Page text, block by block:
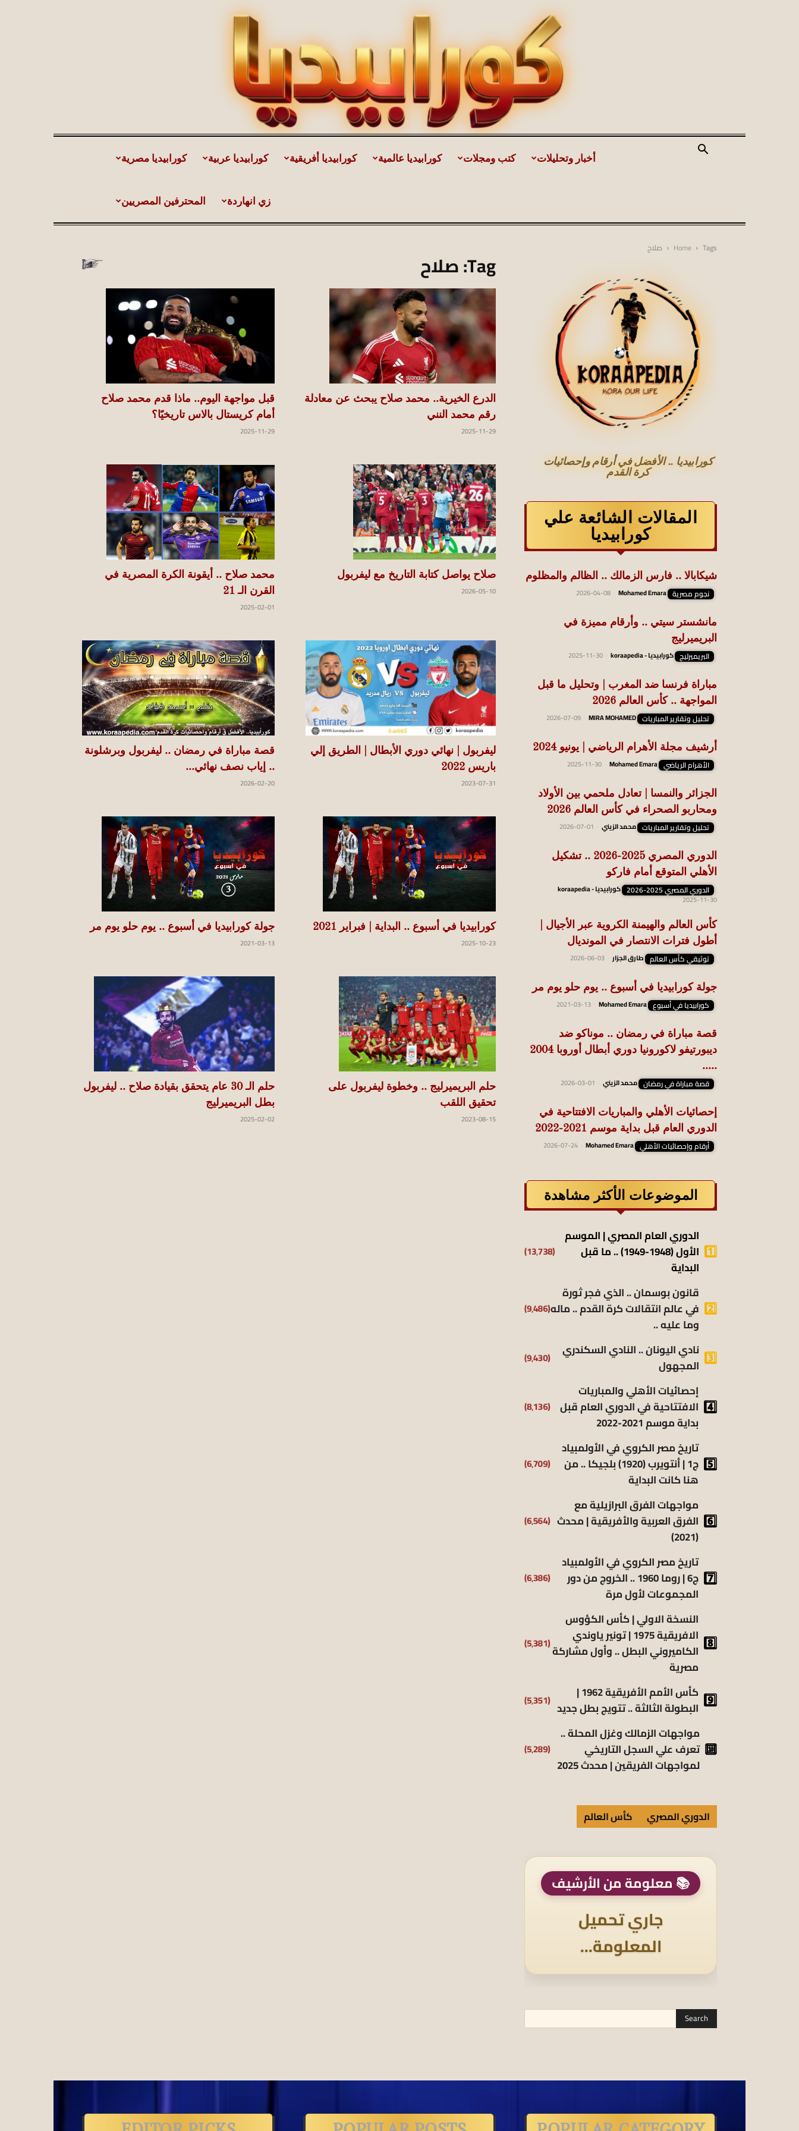
koraapedia
كورابيديا مصرية كورابيديا عربية كورابيديا أفريقية كورابيديا عالمية كتب ومجلات أخبار وتحليلات
المحترفين المصريين زي انهاردة
Home Tags صلاح
Tag: صلاح
قبل مواجهة اليوم.. ماذا قدم محمد صلاح
أمام كريستال بالاس تاريخيًا؟
2025-11-29
الدرع الخيرية.. محمد صلاح يبحث عن معادلة
رقم محمد النني
2025-11-29
محمد صلاح .. أيقونة الكرة المصرية في
القرن الـ 21
2025-02-01
صلاح يواصل كتابة التاريخ مع ليفربول
2026-05-10
قصة مباراة في رمضان .. ليفربول وبرشلونة
.. إياب نصف نهائي...
2026-02-20
ليفربول | نهائي دوري الأبطال | الطريق إلي
باريس 2022
2023-07-31
جولة كورابيديا في أسبوع .. يوم حلو يوم مر
2021-03-13
كورابيديا في أسبوع .. البداية | فبراير 2021
2025-10-23
حلم الـ 30 عام يتحقق بقيادة صلاح .. ليفربول
بطل البريميرليج
2025-02-02
حلم البريميرليج .. وخطوة ليفربول على
تحقيق اللقب
2023-08-15
كورابيديا .. الأفضل في أرقام وإحصائيات
كرة القدم
المقالات الشائعة علي
كورابيديا
شيكابالا .. فارس الزمالك .. الظالم والمظلوم
نجوم مصرية Mohamed Emara
2026-04-08
مانشستر سيتي .. وأرقام مميزة في
البريميرليج
البريميرليج كورابيديا - koraapedia 2025-11-30
مباراة فرنسا ضد المغرب | وتحليل ما قبل
المواجهة .. كأس العالم 2026
تحليل وتقارير المباريات MIRA MOHAMED
2026-07-09
أرشيف مجلة الأهرام الرياضي | يونيو 2024
الأهرام الرياضي Mohamed Emara
2025-11-30
الجزائر والنمسا | تعادل ملحمي بين الأولاد
ومحاربو الصحراء في كأس العالم 2026
تحليل وتقارير المباريات محمد الزيني 2026-07-01
الدوري المصري 2025-2026 .. تشكيل
الأهلي المتوقع أمام فاركو
الدوري المصري 2025-2026 كورابيديا - koraapedia
2025-11-30
كأس العالم والهيمنة الكروية عبر الأجيال |
أطول فترات الانتصار في المونديال
توثيقي كأس العالم طارق الجزار 2026-06-03
جولة كورابيديا في أسبوع .. يوم حلو يوم مر
كورابيديا في أسبوع Mohamed Emara
2021-03-13
قصة مباراة في رمضان .. موناكو ضد
ديبورتيفو لاكورونيا دوري أبطال أوروبا 2004
.....
قصة مباراة في رمضان محمد الزيني 2026-03-01
إحصائيات الأهلي والمباريات الافتتاحية في
الدوري العام قبل بداية موسم 2021-2022
أرقام وإحصائيات الأهلي Mohamed Emara
2026-07-24
الموضوعات الأكثر مشاهدة
الدوري العام المصري | الموسم
الأول (1948-1949) .. ما قبل
البداية
(13٬738)
قانون بوسمان .. الذي فجر ثورة
في عالم انتقالات كرة القدم .. ماله
وما عليه ..
(9٬486)
نادي اليونان .. النادي السكندري
المجهول
(9٬430)
إحصائيات الأهلي والمباريات
الافتتاحية في الدوري العام قبل
بداية موسم 2021-2022
(8٬136)
تاريخ مصر الكروي في الأولمبياد
ج1 | أنتويرب (1920) بلجيكا .. من
هنا كانت البداية
(6٬709)
مواجهات الفرق البرازيلية مع
الفرق العربية والأفريقية | محدث
(2021)
(6٬564)
تاريخ مصر الكروي في الأولمبياد
ج6 | روما 1960 .. الخروج من دور
المجموعات لأول مرة
(6٬386)
النسخة الاولي | كأس الكؤوس
الافريقية 1975 | تونير ياوندي
الكاميروني البطل .. وأول مشاركة
مصرية
(5٬381)
كأس الأمم الأفريقية 1962 |
البطولة الثالثة .. تتويج بطل جديد (5٬351)
مواجهات الزمالك وغزل المحلة ..
تعرف علي السجل التاريخي
لمواجهات الفريقين | محدث 2025
(5٬289)
الدوري المصري كأس العالم
📚 معلومة من الأرشيف
جاري تحميل
المعلومة...